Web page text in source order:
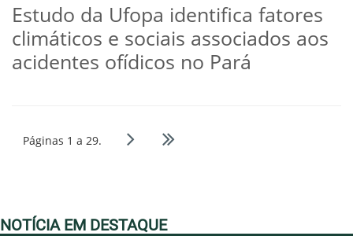
Estudo da Ufopa identifica fatores
climáticos e sociais associados aos
acidentes ofídicos no Pará
Páginas 1 a 29.
NOTÍCIA EM DESTAQUE